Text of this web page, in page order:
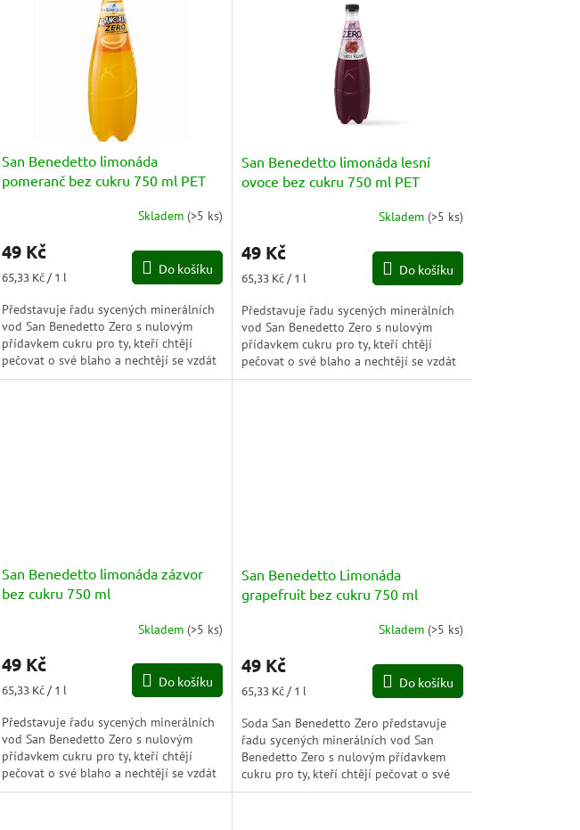
San Benedetto limonáda
pomeranč bez cukru 750 ml PET
produktu
5,0
z
hvězdiček.
Skladem(>5 ks)
49 Kč
Měrná
65,33 Kč / 1 l
Do košíku
Představuje řadu sycených minerálních
vod San Benedetto Zero s nulovým
přídavkem cukru pro ty, kteří chtějí
pečovat o své blaho a nechtějí se vzdát
dobré limonády.
San Benedetto limonáda lesní
ovoce bez cukru 750 ml PET
produktu
5,0
z
hvězdiček.
Skladem(>5 ks)
49 Kč
Měrná
65,33 Kč / 1 l
Do košíku
Představuje řadu sycených minerálních
vod San Benedetto Zero s nulovým
přídavkem cukru pro ty, kteří chtějí
pečovat o své blaho a nechtějí se vzdát
dobré limonády. Limonády bez...
San Benedetto limonáda zázvor
bez cukru 750 ml
Skladem(>5 ks)
49 Kč
Měrná
65,33 Kč / 1 l
Do košíku
Představuje řadu sycených minerálních
vod San Benedetto Zero s nulovým
přídavkem cukru pro ty, kteří chtějí
pečovat o své blaho a nechtějí se vzdát
dobré limonády
San Benedetto Limonáda
grapefruit bez cukru 750 ml
Skladem(>5 ks)
49 Kč
Měrná
65,33 Kč / 1 l
Do košíku
Soda San Benedetto Zero představuje
řadu sycených minerálních vod San
Benedetto Zero s nulovým přídavkem
cukru pro ty, kteří chtějí pečovat o své
blaho a nechtějí se vzdát...